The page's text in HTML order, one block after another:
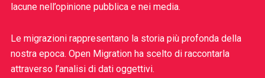
lacune nell’opinione pubblica e nei media.
Le migrazioni rappresentano la storia più profonda della
nostra epoca. Open Migration ha scelto di raccontarla
attraverso l’analisi di dati oggettivi.